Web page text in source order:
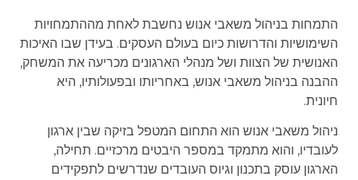
התמחות בניהול משאבי אנוש נחשבת לאחת מההתמחויות
השימושיות והדרושות כיום בעולם העסקים. בעידן שבו האיכות
האנושית של הצוות ושל מנהלי הארגונים מכריעה את המשחק,
ההבנה בניהול משאבי אנוש, באחריותו ובפעולותיו, היא
חיונית.
ניהול משאבי אנוש הוא התחום המטפל בזיקה שבין ארגון
לעובדיו, והוא מתמקד במספר היבטים מרכזיים. תחילה,
הארגון עוסק בתכנון וגיוס העובדים שנדרשים לתפקידים